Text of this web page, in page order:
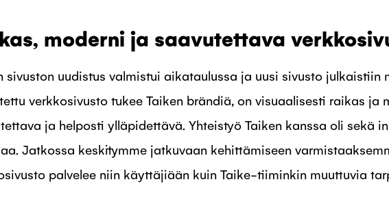
moderni ja saavutettava
sivuston uudistus valmistui aikataulussa ja uusi sivusto julkaistiin
verkkosivusto tukee Taiken brändiä, on visuaalisesti raikas ja
ja helposti ylläpidettävä. Yhteistyö Taiken kanssa oli sekä
Jatkossa keskitymme jatkuvaan kehittämiseen
palvelee niin käyttäjiään kuin Taike-tiiminkin muuttuvia